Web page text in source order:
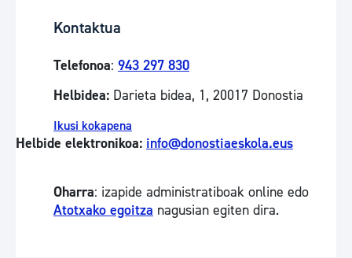
Kontaktua
Telefonoa: 943 297 830
Helbidea: Darieta bidea, 1, 20017 Donostia
Ikusi kokapena
Helbide elektronikoa: info@donostiaeskola.eus
Oharra: izapide administratiboak online edo
Atotxako egoitza nagusian egiten dira.